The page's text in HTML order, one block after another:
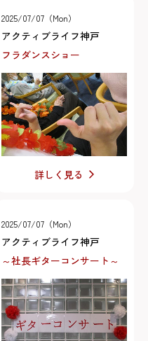
2025/07/07（Mon）
アクティブライフ神戸
フラダンスショー
詳しく見る
2025/07/07（Mon）
アクティブライフ神戸
～社長ギターコンサート～